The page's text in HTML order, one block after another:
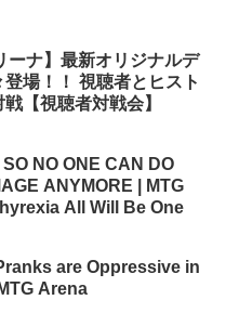
ーナ】最新オリジナルデ
登場！！ 視聴者とヒスト
【視聴者対戦会】
SO NO ONE CAN DO
ANYMORE | MTG
All Will Be One
are Oppressive in
Arena